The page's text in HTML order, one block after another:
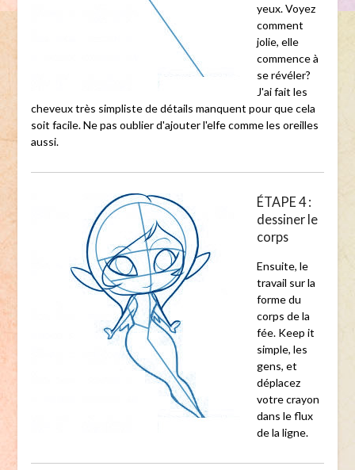
yeux. Voyez
comment
jolie, elle
commence à
se révéler?
J'ai fait les
cheveux très simpliste de détails manquent pour que cela
soit facile. Ne pas oublier d'ajouter l'elfe comme les oreilles
aussi.
ÉTAPE 4 :
dessiner le
corps
Ensuite, le
travail sur la
forme du
corps de la
fée. Keep it
simple, les
gens, et
déplacez
votre crayon
dans le flux
de la ligne.